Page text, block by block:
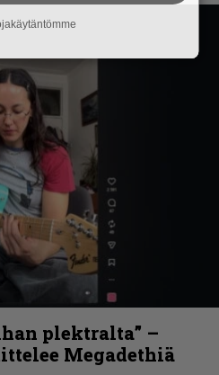
plektralta” –
Megadethiä